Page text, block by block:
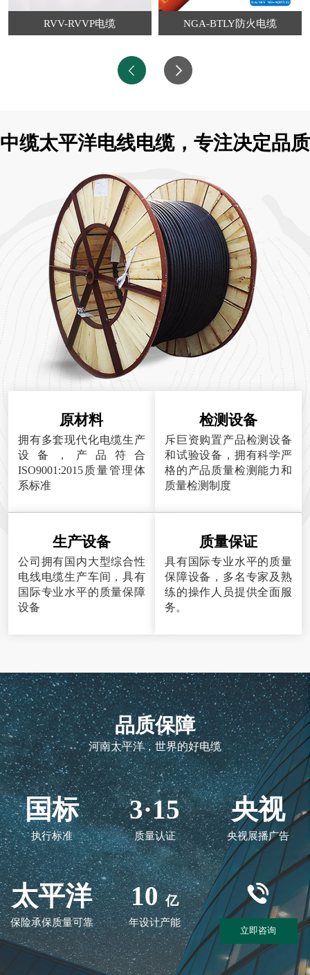
RVV-RVVP电缆 NGA-BTLY防火电缆
中缆太平洋电线电缆，专注决定品质
原材料
拥有多套现代化电缆生产
设备，产品符合
ISO9001:2015质量管理体
系标准
检测设备
斥巨资购置产品检测设备
和试验设备，拥有科学严
格的产品质量检测能力和
质量检测制度
生产设备
公司拥有国内大型综合性
电线电缆生产车间，具有
国际专业水平的质量保障
设备
质量保证
具有国际专业水平的质量
保障设备，多名专家及熟
练的操作人员提供全面服
务。
品质保障
河南太平洋，世界的好电缆
国标
执行标准
3·15
质量认证
央视
央视展播广告
太平洋
保险承保质量可靠
10 亿
年设计产能
立即咨询